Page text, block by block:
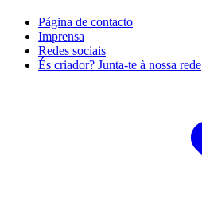
Página de contacto
Imprensa
Redes sociais
És criador? Junta-te à nossa rede